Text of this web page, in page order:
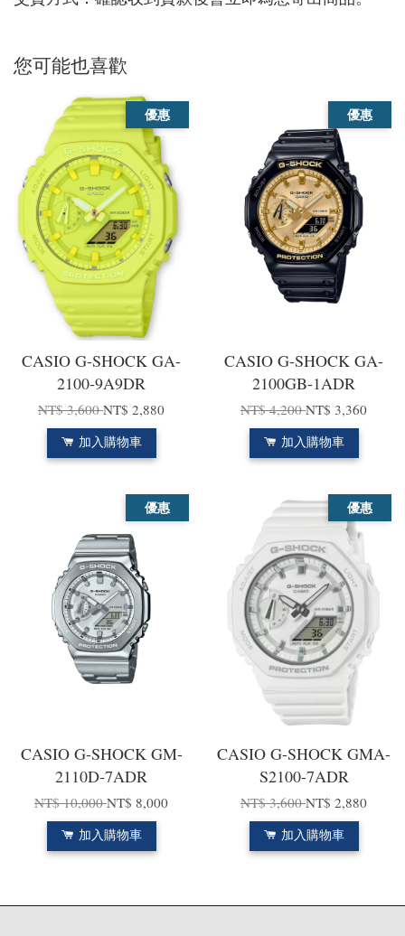
您可能也喜歡
優惠
CASIO G-SHOCK GA-
2100-9A9DR
NT$ 3,600NT$ 2,880
加入購物車
優惠
CASIO G-SHOCK GA-
2100GB-1ADR
NT$ 4,200NT$ 3,360
加入購物車
優惠
CASIO G-SHOCK GM-
2110D-7ADR
NT$ 10,000NT$ 8,000
加入購物車
優惠
CASIO G-SHOCK GMA-
S2100-7ADR
NT$ 3,600NT$ 2,880
加入購物車